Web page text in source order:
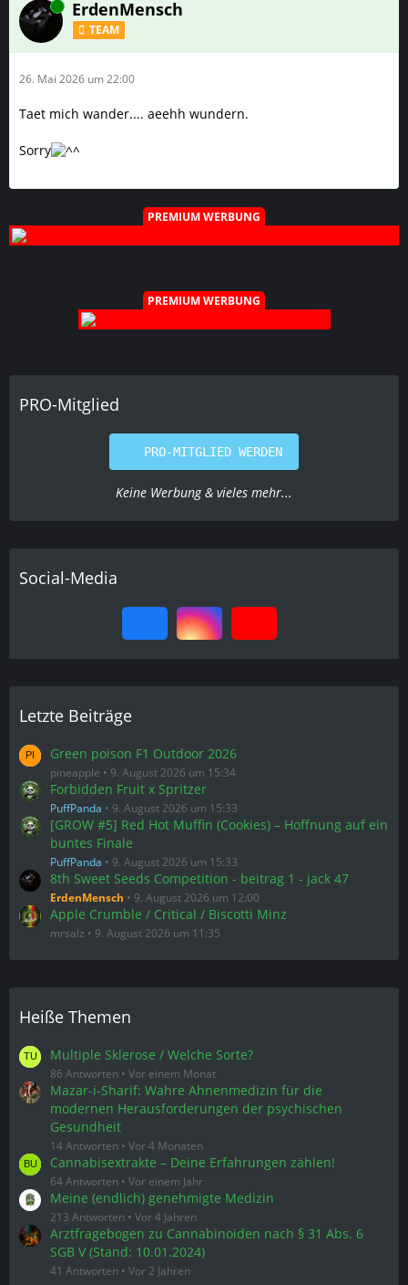
Online ErdenMensch
TEAM
26. Mai 2026 um 22:00
Taet mich wander.... aeehh wundern.
Sorry
PREMIUM WERBUNG
PREMIUM WERBUNG
PRO-Mitglied
PRO-MITGLIED WERDEN
Keine Werbung & vieles mehr...
Social-Media
Letzte Beiträge
Green poison F1 Outdoor 2026
pineapple 9. August 2026 um 15:34
Forbidden Fruit x Spritzer
PuffPanda 9. August 2026 um 15:33
[GROW #5] Red Hot Muffin (Cookies) – Hoffnung auf ein
buntes Finale
PuffPanda 9. August 2026 um 15:33
8th Sweet Seeds Competition - beitrag 1 - jack 47
ErdenMensch 9. August 2026 um 12:00
Apple Crumble / Critical / Biscotti Minz
mrsalz 9. August 2026 um 11:35
Heiße Themen
Multiple Sklerose / Welche Sorte?
86 Antworten Vor einem Monat
Mazar-i-Sharif: Wahre Ahnenmedizin für die
modernen Herausforderungen der psychischen
Gesundheit
14 Antworten Vor 4 Monaten
Cannabisextrakte – Deine Erfahrungen zählen!
64 Antworten Vor einem Jahr
Meine (endlich) genehmigte Medizin
213 Antworten Vor 4 Jahren
Arztfragebogen zu Cannabinoiden nach § 31 Abs. 6
SGB V (Stand: 10.01.2024)
41 Antworten Vor 2 Jahren